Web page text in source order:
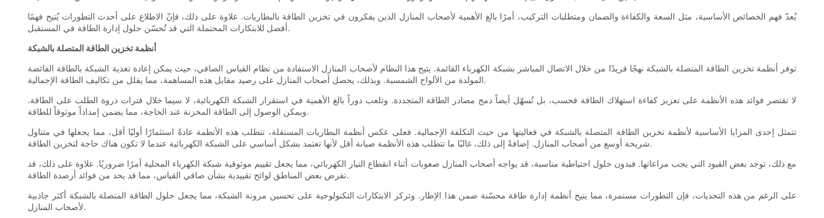
يُعدّ فهم الخصائص الأساسية، مثل السعة والكفاءة والضمان ومتطلبات التركيب، أمرًا بالغ الأهمية لأصحاب المنازل الذين يفكرون في تخزين الطاقة بالبطاريات. علاوة على ذلك، فإنّ الاطلاع على أحدث التطورات يُتيح فهمًا
أفضل للابتكارات المحتملة التي قد تُحسّن حلول إدارة الطاقة في المستقبل.
أنظمة تخزين الطاقة المتصلة بالشبكة
توفر أنظمة تخزين الطاقة المتصلة بالشبكة نهجًا فريدًا من خلال الاتصال المباشر بشبكة الكهرباء القائمة. يتيح هذا النظام لأصحاب المنازل الاستفادة من نظام القياس الصافي، حيث يمكن إعادة تغذية الشبكة بالطاقة الفائضة
المولدة من الألواح الشمسية. وبذلك، يحصل أصحاب المنازل على رصيد مقابل هذه المساهمة، مما يقلل من تكاليف الطاقة الإجمالية.
لا تقتصر فوائد هذه الأنظمة على تعزيز كفاءة استهلاك الطاقة فحسب، بل تُسهّل أيضاً دمج مصادر الطاقة المتجددة. وتلعب دوراً بالغ الأهمية في استقرار الشبكة الكهربائية، لا سيما خلال فترات ذروة الطلب على الطاقة.
ويمكن الوصول إلى الطاقة المخزنة عند الحاجة، مما يضمن إمداداً موثوقاً للطاقة.
تتمثل إحدى المزايا الأساسية لأنظمة تخزين الطاقة المتصلة بالشبكة في فعاليتها من حيث التكلفة الإجمالية. فعلى عكس أنظمة البطاريات المستقلة، تتطلب هذه الأنظمة عادةً استثمارًا أوليًا أقل، مما يجعلها في متناول
شريحة أوسع من أصحاب المنازل. إضافةً إلى ذلك، غالبًا ما تتطلب هذه الأنظمة صيانة أقل لأنها تعتمد بشكل أساسي على الشبكة الكهربائية عندما لا تكون هناك حاجة لتخزين الطاقة.
مع ذلك، توجد بعض القيود التي يجب مراعاتها. فبدون حلول احتياطية مناسبة، قد يواجه أصحاب المنازل صعوبات أثناء انقطاع التيار الكهربائي، مما يجعل تقييم موثوقية شبكة الكهرباء المحلية أمرًا ضروريًا. علاوة على ذلك، قد
تفرض بعض المناطق لوائح تقييدية بشأن صافي القياس، مما قد يحد من فوائد أرصدة الطاقة.
على الرغم من هذه التحديات، فإن التطورات مستمرة، مما يتيح أنظمة إدارة طاقة محسّنة ضمن هذا الإطار. وتركز الابتكارات التكنولوجية على تحسين مرونة الشبكة، مما يجعل حلول الطاقة المتصلة بالشبكة أكثر جاذبية
لأصحاب المنازل.